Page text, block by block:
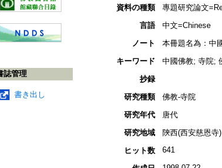
誌管理
書き出し
資料の種類
專題研究論文
言語
中文=Chinese
ノート
本冊題名為：中
キーワード
中國佛教; 寺院;
抄録
研究種類
佛教-寺院
研究年代
唐代
研究地域
陝西(西安慈恩寺)
ヒット数
641